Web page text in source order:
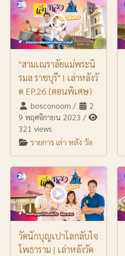
"สามเณราลัยแม่พระนิ
รมล ราชบุรี" I เล่าหลังวั
ด EP.26 (ตอนพิเศษ)
bosconoom /
2
9 พฤศจิกายน 2023 /
321 views
รายการ เล่า หลัง วัด
วัดนักบุญเปาโลกลับใจ
โพธาราม | เล่าหลังวัด